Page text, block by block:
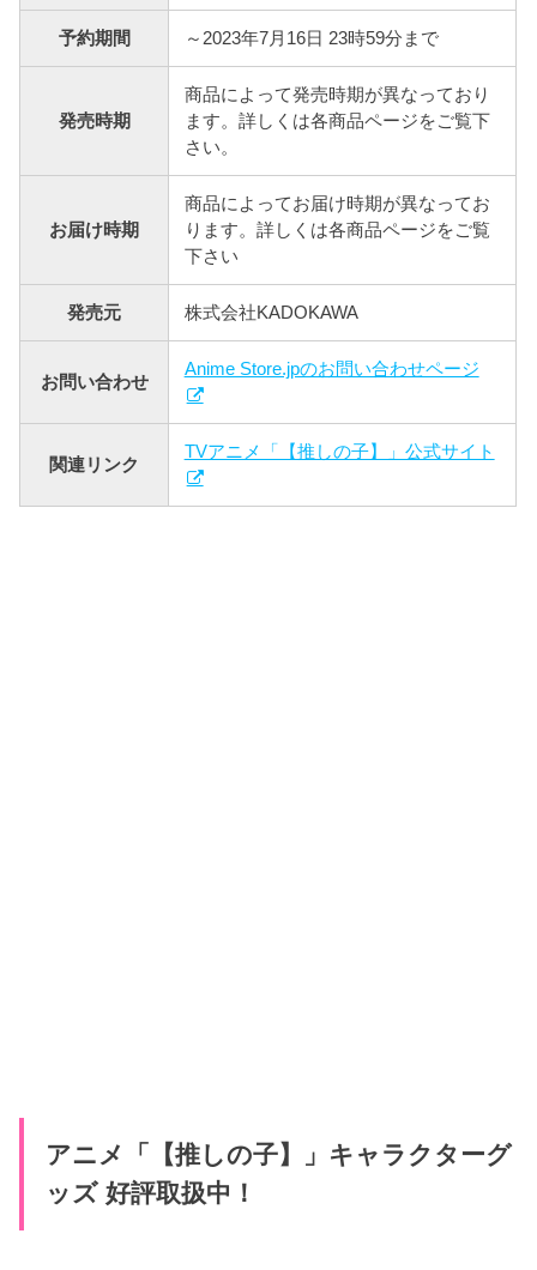
予約期間 ～2023年7月16日 23時59分まで
発売時期
商品によって発売時期が異なっており
ます。詳しくは各商品ページをご覧下
さい。
お届け時期
商品によってお届け時期が異なってお
ります。詳しくは各商品ページをご覧
下さい
発売元 株式会社KADOKAWA
お問い合わせ
Anime Store.jpのお問い合わせページ
関連リンク
TVアニメ「【推しの子】」公式サイト
アニメ「【推しの子】」キャラクターグ
ッズ 好評取扱中！